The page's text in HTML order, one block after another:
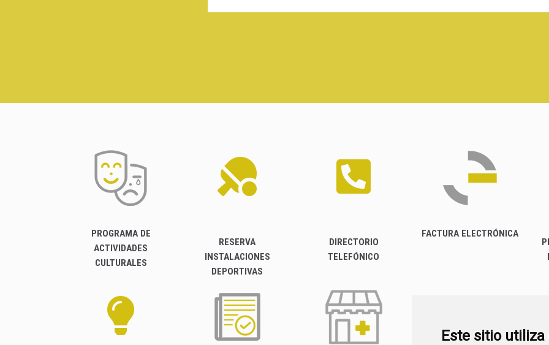
Este sitio
PROGRAMA DE
ACTIVIDADES
CULTURALES
RESERVA
INSTALACIONES
DEPORTIVAS
DIRECTORIO
TELEFÓNICO
FACTURA ELECTRÓNICA